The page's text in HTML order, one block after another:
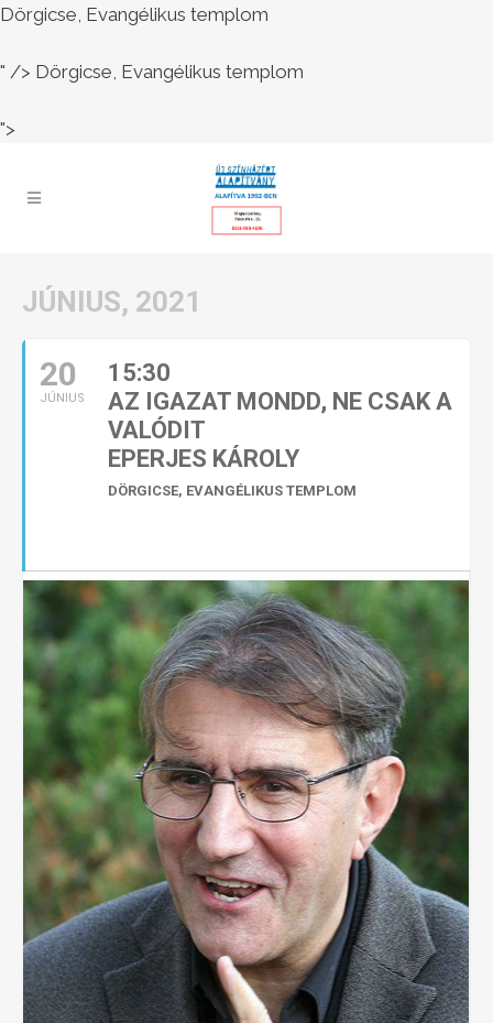
Dörgicse, Evangélikus templom
" /> Dörgicse, Evangélikus templom
">
JÚNIUS, 2021
20
JÚNIUS
15:30
AZ IGAZAT MONDD, NE CSAK A
VALÓDIT
EPERJES KÁROLY
DÖRGICSE, EVANGÉLIKUS TEMPLOM